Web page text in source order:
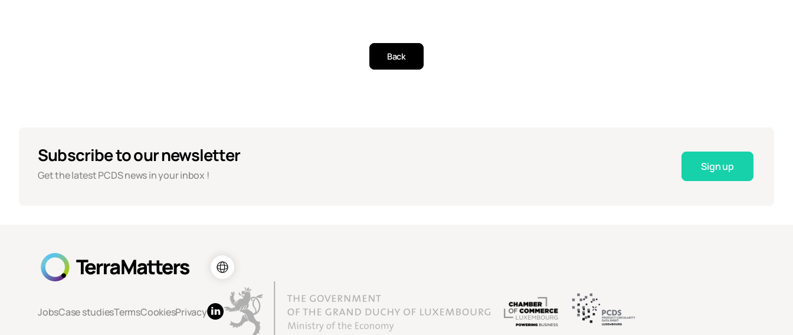
Back
Subscribe to our newsletter
Get the latest PCDS news in your inbox !
Sign up
JobsCase studiesTermsCookiesPrivacy